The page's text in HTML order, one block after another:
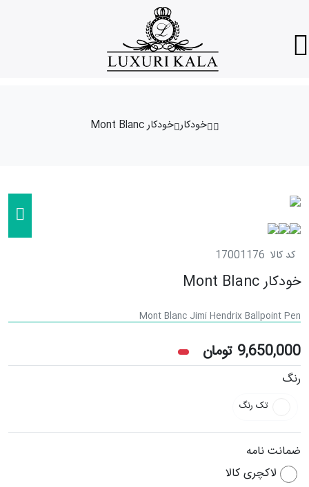
خودکار خودکار Mont Blanc
کد کالا 17001176
خودکار Mont Blanc
Mont Blanc Jimi Hendrix Ballpoint Pen
9,650,000 تومان
رنگ
تک رنگ
ضمانت نامه
لاکچری کالا